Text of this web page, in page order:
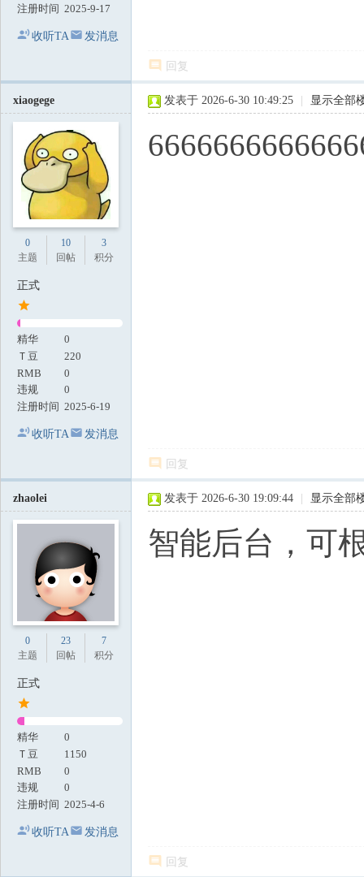
注册时间 2025-9-17
收听TA 发消息
回复
xiaogege
0
主题
10
回帖
3
积分
正式
精华
0
Ｔ豆
220
RMB
0
违规
0
注册时间 2025-6-19
收听TA 发消息
发表于 2026-6-30 10:49:25 显示全部
回复
zhaolei
0
主题
23
回帖
7
积分
正式
精华
0
Ｔ豆
1150
RMB
0
违规
0
注册时间 2025-4-6
收听TA 发消息
发表于 2026-6-30 19:09:44 显示全部
智能后台，可
回复